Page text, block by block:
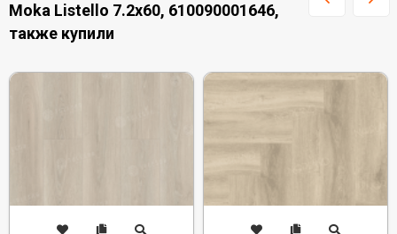
Moka Listello 7.2x60, 610090001646,
также купили